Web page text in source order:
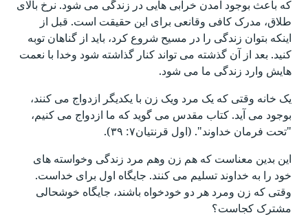
که باعث بوجود آمدن خرابی هایی در زندگی می شود. نرخ بالای
طلاق، مدرک کافی وقانعی برای این حقیقت است. قبل از
اینکه بتوان زندگی را در مسیح شروع کرد، باید از گناهان توبه
کنید. بعد از آن گذشته می تواند کنار گذاشته شود وخدا با نعمت
هایش وارد زندگی ما می شود.
یک خانه وقتی که یک مرد ویک زن با یکدیگر ازدواج می کنند،
بوجود می آید. کتاب مقدس می گوید که ما ازدواج می کنیم،
"تحت فرمان خداوند". (اول قرنتیان۷: ۳۹).
این بدین معناست که هم زن وهم مرد زندگی وخواسته های
خود را به خداوند تسلیم می کنند. جایگاه اول برای خداست.
وقتی که زن ومرد هر دو خودخواه باشند، جایگاه خوشحالی
مشترک کجاست؟